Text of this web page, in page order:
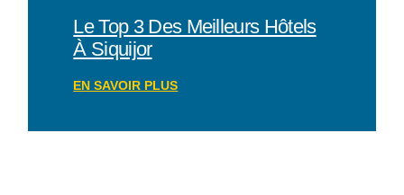
regions
is
undoubtedly
Le Top 3 Des Meilleurs Hôtels
À Siquijor
EN SAVOIR PLUS